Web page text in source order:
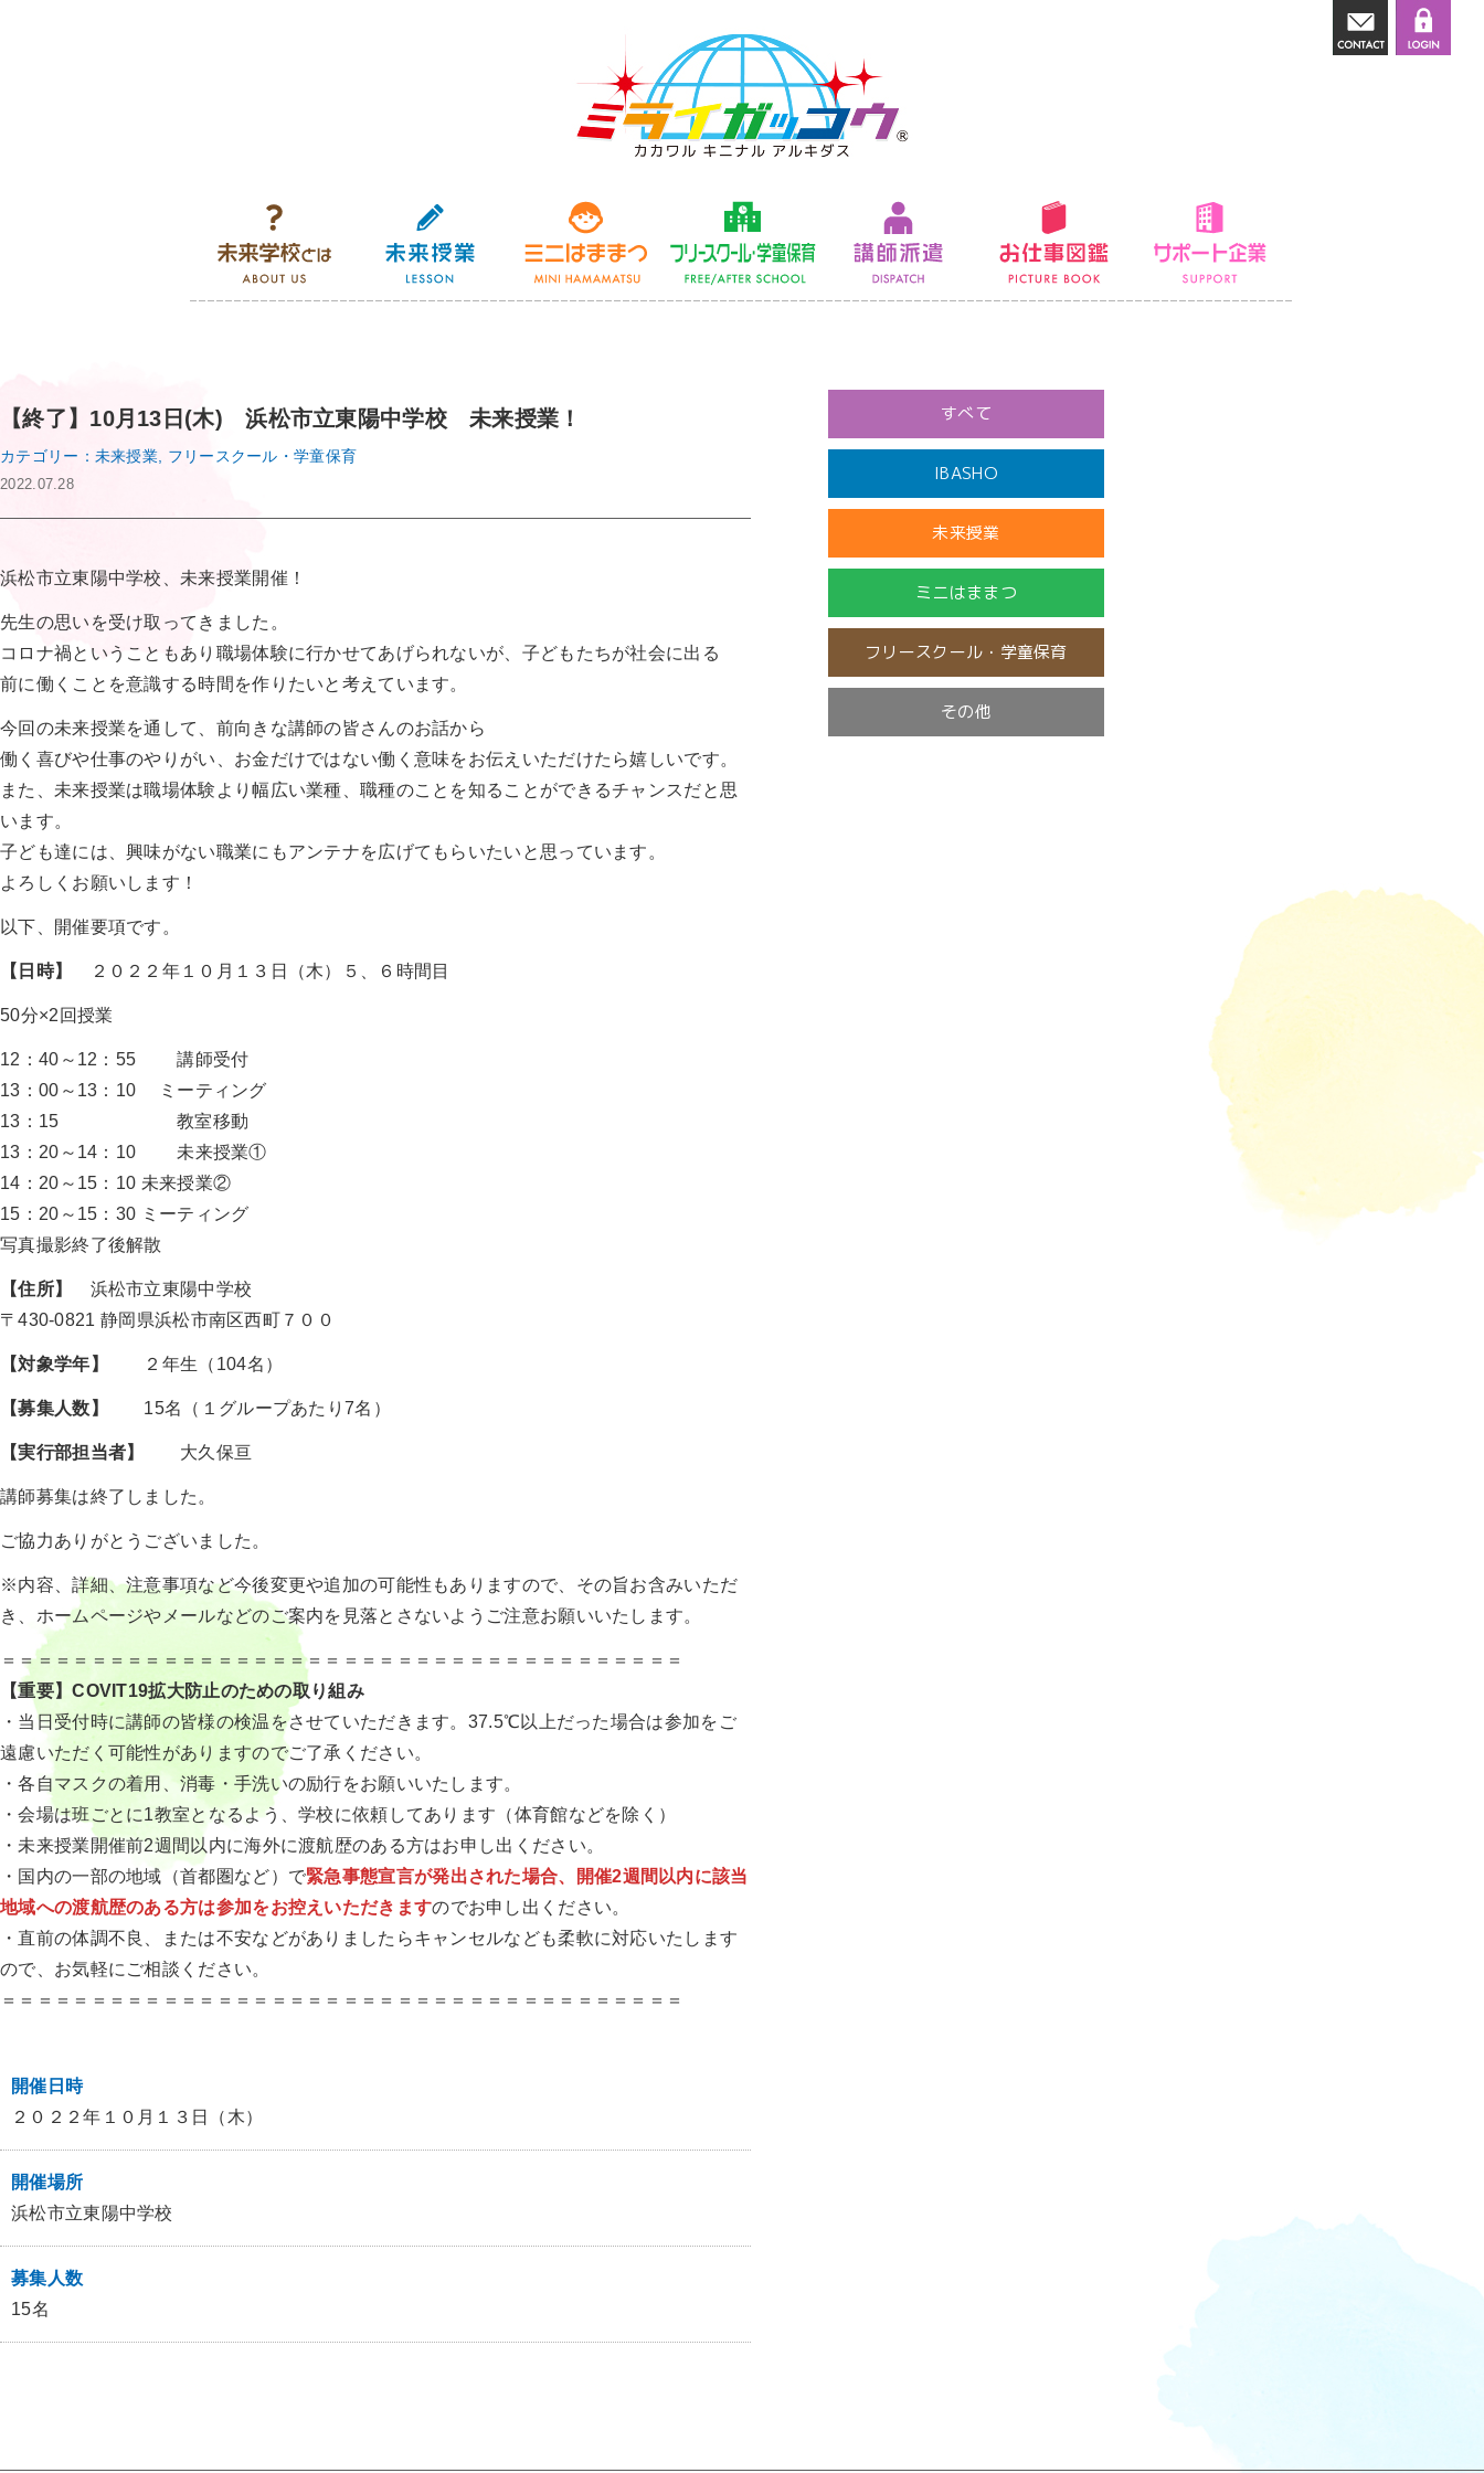
未来学校とは 未来授業 ミニはままつ フリースクール 講師派遣 お仕事図鑑
【終了】10月13日(木) 浜松市立東陽中学校 未来授業！
カテゴリー：未来授業, フリースクール・学童保育
2022.07.28
浜松市立東陽中学校、未来授業開催！
先生の思いを受け取ってきました。
コロナ禍ということもあり職場体験に行かせてあげられないが、子どもたちが社会に出る
前に働くことを意識する時間を作りたいと考えています。
今回の未来授業を通して、前向きな講師の皆さんのお話から
働く喜びや仕事のやりがい、お金だけではない働く意味をお伝えいただけたら嬉しいです。
また、未来授業は職場体験より幅広い業種、職種のことを知ることができるチャンスだと思
います。
子ども達には、興味がない職業にもアンテナを広げてもらいたいと思っています。
よろしくお願いします！
以下、開催要項です。
【日時】 ２０２２年１０月１３日（木）５、６時間目
50分×2回授業
12：40～12：55 講師受付
13：00～13：10 ミーティング
13：15 教室移動
13：20～14：10 未来授業①
14：20～15：10 未来授業②
15：20～15：30 ミーティング
写真撮影終了後解散
【住所】
浜松市立東陽中学校
〒430-0821 静岡県浜松市南区西町７００
【対象学年】 ２年生（104名）
【募集人数】 15名（１グループあたり7名）
【実行部担当者】 大久保亘
講師募集は終了しました。
ご協力ありがとうございました。
※内容、詳細、注意事項など今後変更や追加の可能性もありますので、その旨お含みいただ
き、ホームページやメールなどのご案内を見落とさないようご注意お願いいたします。
＝＝＝＝＝＝＝＝＝＝＝＝＝＝＝＝＝＝＝＝＝＝＝＝＝＝＝＝＝＝＝＝＝＝＝＝＝＝
【重要】COVIT19拡大防止のための取り組み
・当日受付時に講師の皆様の検温をさせていただきます。37.5℃以上だった場合は参加をご
遠慮いただく可能性がありますのでご了承ください。
・各自マスクの着用、消毒・手洗いの励行をお願いいたします。
・会場は班ごとに1教室となるよう、学校に依頼してあります（体育館などを除く）
・未来授業開催前2週間以内に海外に渡航歴のある方はお申し出ください。
・国内の一部の地域（首都圏など）で緊急事態宣言が発出された場合、開催2週間以内に該当
地域への渡航歴のある方は参加をお控えいただきますのでお申し出ください。
・直前の体調不良、または不安などがありましたらキャンセルなども柔軟に対応いたします
ので、お気軽にご相談ください。
＝＝＝＝＝＝＝＝＝＝＝＝＝＝＝＝＝＝＝＝＝＝＝＝＝＝＝＝＝＝＝＝＝＝＝＝＝＝
開催日時
２０２２年１０月１３日（木）
開催場所
浜松市立東陽中学校
募集人数
15名
すべて
IBASHO
未来授業
ミニはままつ
フリースクール・学童保育
その他